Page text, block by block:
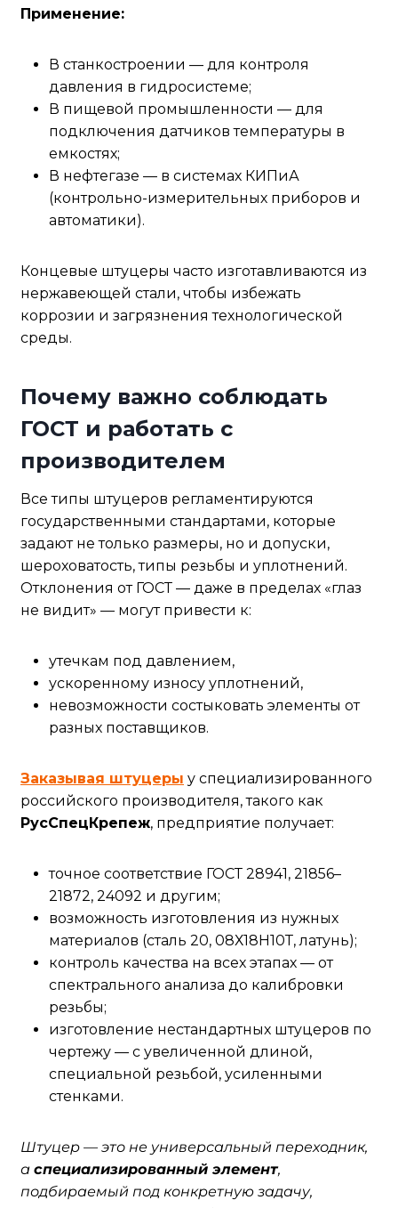
Применение:
В станкостроении — для контроля
давления в гидросистеме;
В пищевой промышленности — для
подключения датчиков температуры в
емкостях;
В нефтегазе — в системах КИПиА
(контрольно-измерительных приборов и
автоматики).
Концевые штуцеры часто изготавливаются из
нержавеющей стали, чтобы избежать
коррозии и загрязнения технологической
среды.
Почему важно соблюдать
ГОСТ и работать с
производителем
Все типы штуцеров регламентируются
государственными стандартами, которые
задают не только размеры, но и допуски,
шероховатость, типы резьбы и уплотнений.
Отклонения от ГОСТ — даже в пределах «глаз
не видит» — могут привести к:
утечкам под давлением,
ускоренному износу уплотнений,
невозможности состыковать элементы от
разных поставщиков.
Заказывая штуцеры у специализированного
российского производителя, такого как
РусСпецКрепеж, предприятие получает:
точное соответствие ГОСТ 28941, 21856–
21872, 24092 и другим;
возможность изготовления из нужных
материалов (сталь 20, 08Х18Н10Т, латунь);
контроль качества на всех этапах — от
спектрального анализа до калибровки
резьбы;
изготовление нестандартных штуцеров по
чертежу — с увеличенной длиной,
специальной резьбой, усиленными
стенками.
Штуцер — это не универсальный переходник,
а специализированный элемент,
подбираемый под конкретную задачу,